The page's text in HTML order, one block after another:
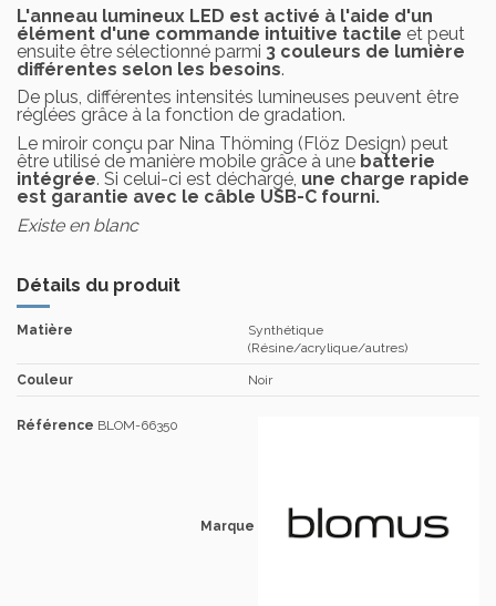
L'anneau lumineux LED est activé à l'aide d'un
élément d'une commande intuitive tactile et peut
ensuite être sélectionné parmi 3 couleurs de lumière
différentes selon les besoins.
De plus, différentes intensités lumineuses peuvent être
réglées grâce à la fonction de gradation.
Le miroir conçu par Nina Thöming (Flöz Design) peut
être utilisé de manière mobile grâce à une batterie
intégrée. Si celui-ci est déchargé, une charge rapide
est garantie avec le câble USB-C fourni.
Existe en blanc
Détails du produit
Matière
Synthétique
(Résine/acrylique/autres)
Couleur Noir
Marque
Référence BLOM-66350